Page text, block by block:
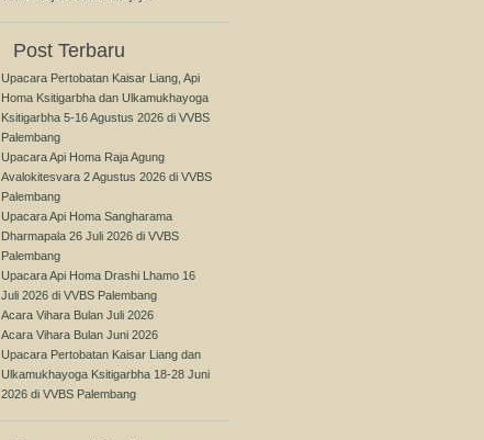
Post Terbaru
Upacara Pertobatan Kaisar Liang, Api
Homa Ksitigarbha dan Ulkamukhayoga
Ksitigarbha 5-16 Agustus 2026 di VVBS
Palembang
Upacara Api Homa Raja Agung
Avalokitesvara 2 Agustus 2026 di VVBS
Palembang
Upacara Api Homa Sangharama
Dharmapala 26 Juli 2026 di VVBS
Palembang
Upacara Api Homa Drashi Lhamo 16
Juli 2026 di VVBS Palembang
Acara Vihara Bulan Juli 2026
Acara Vihara Bulan Juni 2026
Upacara Pertobatan Kaisar Liang dan
Ulkamukhayoga Ksitigarbha 18-28 Juni
2026 di VVBS Palembang